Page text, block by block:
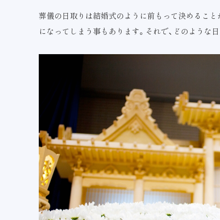
葬儀の日取りは結婚式のように前もって決めるこ
になってしまう事もあります。それで、どのような